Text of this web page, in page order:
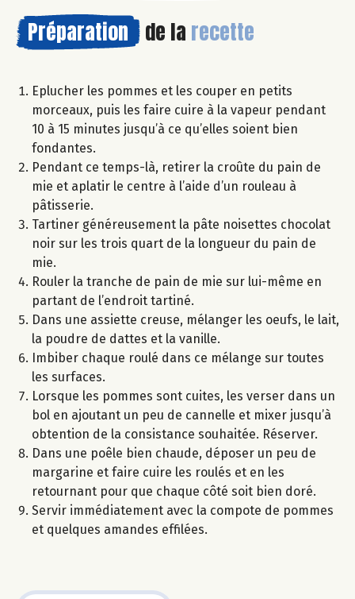
Préparation de la recette
Eplucher les pommes et les couper en petits
morceaux, puis les faire cuire à la vapeur pendant
10 à 15 minutes jusqu’à ce qu’elles soient bien
fondantes.
Pendant ce temps-là, retirer la croûte du pain de
mie et aplatir le centre à l’aide d’un rouleau à
pâtisserie.
Tartiner généreusement la pâte noisettes chocolat
noir sur les trois quart de la longueur du pain de
mie.
Rouler la tranche de pain de mie sur lui-même en
partant de l’endroit tartiné.
Dans une assiette creuse, mélanger les oeufs, le lait,
la poudre de dattes et la vanille.
Imbiber chaque roulé dans ce mélange sur toutes
les surfaces.
Lorsque les pommes sont cuites, les verser dans un
bol en ajoutant un peu de cannelle et mixer jusqu’à
obtention de la consistance souhaitée. Réserver.
Dans une poêle bien chaude, déposer un peu de
margarine et faire cuire les roulés et en les
retournant pour que chaque côté soit bien doré.
Servir immédiatement avec la compote de pommes
et quelques amandes effilées.